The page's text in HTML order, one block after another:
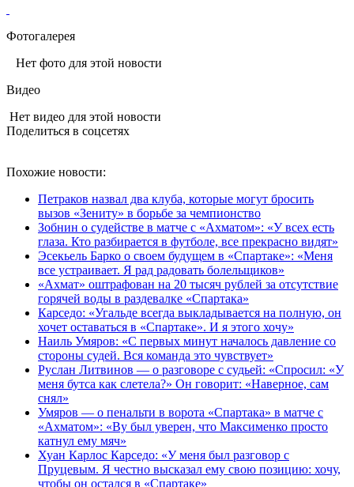
Фотогалерея
Нет фото для этой новости
Видео
Нет видео для этой новости
Поделиться в соцсетях
Похожие новости:
Петраков назвал два клуба, которые могут бросить
вызов «Зениту» в борьбе за чемпионство
Зобнин о судействе в матче с «Ахматом»: «У всех есть
глаза. Кто разбирается в футболе, все прекрасно видят»
Эсекьель Барко о своем будущем в «Спартаке»: «Меня
все устраивает. Я рад радовать болельщиков»
«Ахмат» оштрафован на 20 тысяч рублей за отсутствие
горячей воды в раздевалке «Спартака»
Карседо: «Угальде всегда выкладывается на полную, он
хочет оставаться в «Спартаке». И я этого хочу»
Наиль Умяров: «С первых минут началось давление со
стороны судей. Вся команда это чувствует»
Руслан Литвинов — о разговоре с судьей: «Спросил: «У
меня бутса как слетела?» Он говорит: «Наверное, сам
снял»
Умяров — о пенальти в ворота «Спартака» в матче с
«Ахматом»: «Ву был уверен, что Максименко просто
катнул ему мяч»
Хуан Карлос Карседо: «У меня был разговор с
Пруцевым. Я честно высказал ему свою позицию: хочу,
чтобы он остался в «Спартаке»